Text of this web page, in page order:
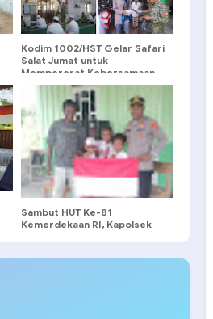
Kodim 1002/HST Gelar Safari
Salat Jumat untuk
Mempererat Kebersamaan
Sambut HUT Ke-81
Kemerdekaan RI, Kapolsek